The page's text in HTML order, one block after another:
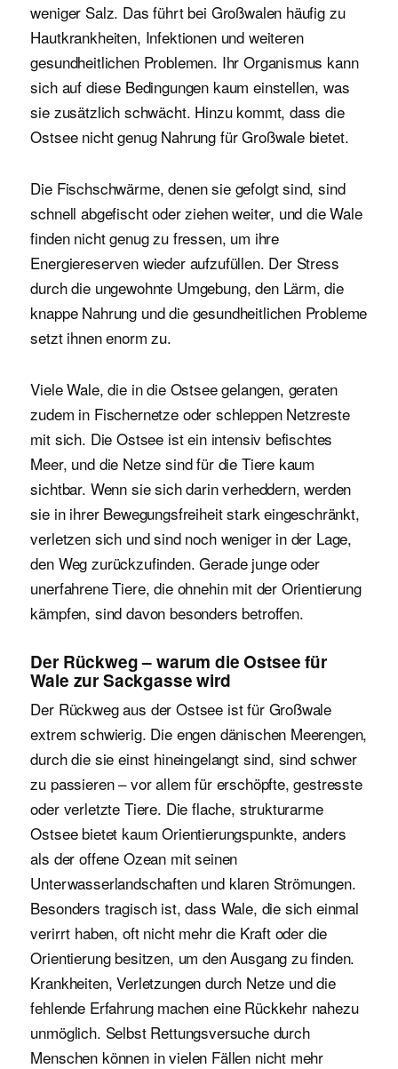
weniger Salz. Das führt bei Großwalen häufig zu
Hautkrankheiten, Infektionen und weiteren
gesundheitlichen Problemen. Ihr Organismus kann
sich auf diese Bedingungen kaum einstellen, was
sie zusätzlich schwächt. Hinzu kommt, dass die
Ostsee nicht genug Nahrung für Großwale bietet.
Die Fischschwärme, denen sie gefolgt sind, sind
schnell abgefischt oder ziehen weiter, und die Wale
finden nicht genug zu fressen, um ihre
Energiereserven wieder aufzufüllen. Der Stress
durch die ungewohnte Umgebung, den Lärm, die
knappe Nahrung und die gesundheitlichen Probleme
setzt ihnen enorm zu.
Viele Wale, die in die Ostsee gelangen, geraten
zudem in Fischernetze oder schleppen Netzreste
mit sich. Die Ostsee ist ein intensiv befischtes
Meer, und die Netze sind für die Tiere kaum
sichtbar. Wenn sie sich darin verheddern, werden
sie in ihrer Bewegungsfreiheit stark eingeschränkt,
verletzen sich und sind noch weniger in der Lage,
den Weg zurückzufinden. Gerade junge oder
unerfahrene Tiere, die ohnehin mit der Orientierung
kämpfen, sind davon besonders betroffen.
Der Rückweg – warum die Ostsee für
Wale zur Sackgasse wird
Der Rückweg aus der Ostsee ist für Großwale
extrem schwierig. Die engen dänischen Meerengen,
durch die sie einst hineingelangt sind, sind schwer
zu passieren – vor allem für erschöpfte, gestresste
oder verletzte Tiere. Die flache, strukturarme
Ostsee bietet kaum Orientierungspunkte, anders
als der offene Ozean mit seinen
Unterwasserlandschaften und klaren Strömungen.
Besonders tragisch ist, dass Wale, die sich einmal
verirrt haben, oft nicht mehr die Kraft oder die
Orientierung besitzen, um den Ausgang zu finden.
Krankheiten, Verletzungen durch Netze und die
fehlende Erfahrung machen eine Rückkehr nahezu
unmöglich. Selbst Rettungsversuche durch
Menschen können in vielen Fällen nicht mehr